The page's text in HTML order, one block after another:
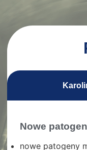
Nowe
nowe patogeny